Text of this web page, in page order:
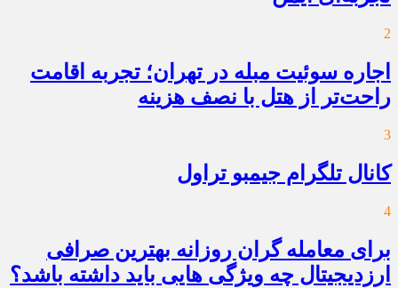
2
اجاره سوئیت مبله در تهران؛ تجربه اقامت
راحت‌تر از هتل با نصف هزینه
3
کانال تلگرام جیمبو تراول
4
برای معامله گران روزانه بهترین صرافی
ارزدیجیتال چه ویژگی هایی باید داشته باشد؟